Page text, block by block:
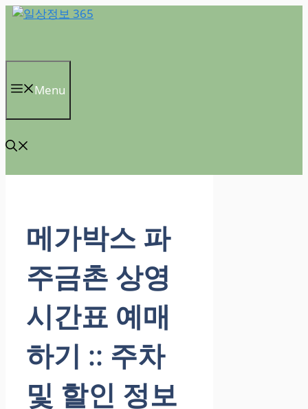
컨
로
너
Menu
메가박스 파
주금촌 상영
시간표 예매
하기 :: 주차
및 할인 정보